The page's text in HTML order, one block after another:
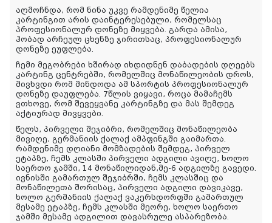
აღმოჩნდა, რომ ნინა უკვე რამდენიმე წელია
კარტინგით არის დაინტერესებული, რომელსაც
პროფესიონალურ დონეზე მიყვება. გარდა ამისა,
ჰობად არჩეულ ცხენზე ჯირითსაც, პროფესიონალურ
დონეზე ეუფლება.
ჩემი მეგობრები ხშირად იხდიდნენ დაბადების დღეებს
კარტინგ ცენტრებში, რომელშიც მონაწილეობის დროს,
მივხვდი რომ მინდოდა ამ სპორტის პროფესიონალურ
დონეზე დაუფლება. 7წლის ვიყავი, როცა მამაჩემს
ვთხოვე, რომ შევეყვანე კარტინგზე და მას შემდეგ
აქტიურად მივყვები.
წელს, პირველი შეჯიბრი, რომელშიც მონაწილეობა
მივიღე, გერმანიის ქალაქ ამპფინგში გაიმართა.
რამდენიმე დღიანი მომზადების შემდეგ, პირველ
ეტაპზე, ჩემს კლასში პირველი ადგილი ავიღე, ხოლო
საერთო ჯამში, 14 მონაწილიდან,მე-6 ადგილზე გავედი.
ივნისში გამართულ შეჯიბრში, ჩემს კლასშიც და
მონაწილეთა შორისაც, პირველი ადგილი დავიკავე,
ხოლო გერმანიის ქალაქ ვაკერსდორფში გამართულ
მესამე ეტაპზე, ჩემს კლასში მეორე, ხოლო საერთო
ჯამში მესამე ადგილით დავასრულე ასპარეზობა.